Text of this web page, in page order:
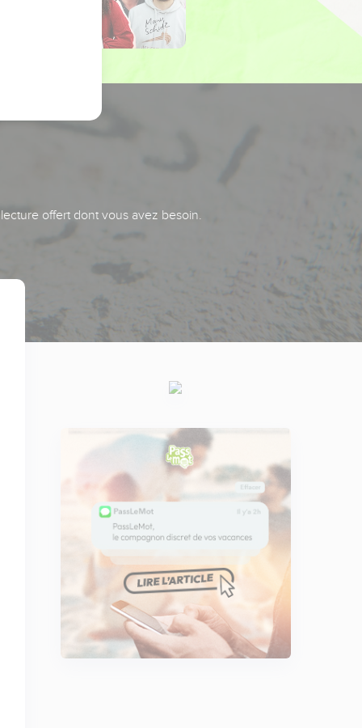
offert dont vous avez besoin.